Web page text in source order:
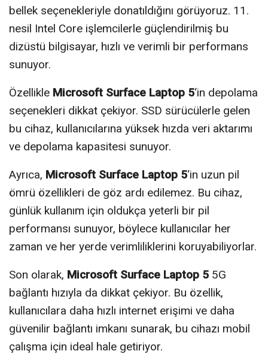
bellek seçenekleriyle donatıldığını görüyoruz. 11.
nesil Intel Core işlemcilerle güçlendirilmiş bu
dizüstü bilgisayar, hızlı ve verimli bir performans
sunuyor.
Özellikle Microsoft Surface Laptop 5‘in depolama
seçenekleri dikkat çekiyor. SSD sürücülerle gelen
bu cihaz, kullanıcılarına yüksek hızda veri aktarımı
ve depolama kapasitesi sunuyor.
Ayrıca, Microsoft Surface Laptop 5‘in uzun pil
ömrü özellikleri de göz ardı edilemez. Bu cihaz,
günlük kullanım için oldukça yeterli bir pil
performansı sunuyor, böylece kullanıcılar her
zaman ve her yerde verimliliklerini koruyabiliyorlar.
Son olarak, Microsoft Surface Laptop 5 5G
bağlantı hızıyla da dikkat çekiyor. Bu özellik,
kullanıcılara daha hızlı internet erişimi ve daha
güvenilir bağlantı imkanı sunarak, bu cihazı mobil
çalışma için ideal hale getiriyor.